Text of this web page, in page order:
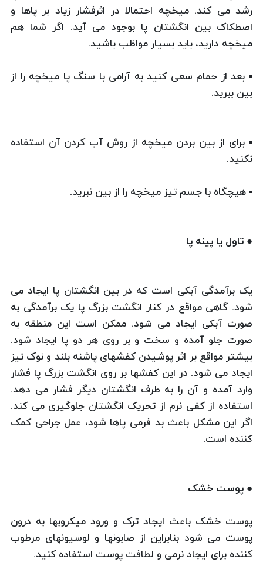
رشد می کند. میخچه احتمالا در اثرفشار زیاد بر پاها و
اصطکاک بین انگشتان پا بوجود می آید. اگر شما هم
میخچه دارید، باید بسیار مواظب باشید.
▪ بعد از حمام سعی کنید به آرامی با سنگ پا میخچه را از
بین ببرید.
▪ برای از بین بردن میخچه از روش آب کردن آن استفاده
نکنید.
▪ هیچگاه با جسم تیز میخچه را از بین نبرید.
● تاول یا پینه پا
یک برآمدگی آبکی است که در بین انگشتان پا ایجاد می
شود. گاهی مواقع در کنار انگشت بزرگ پا یک برآمدگی به
صورت آبکی ایجاد می شود. ممکن است این منطقه به
صورت جلو آمده و سخت و بر روی هر دو پا ایجاد شود.
بیشتر مواقع بر اثر پوشیدن کفشهای پاشنه بلند و نوک تیز
ایجاد می شود. در این کفشها بر روی انگشت بزرگ پا فشار
وارد آمده و آن را به طرف انگشتان دیگر فشار می دهد.
استفاده از کفی نرم از تحریک انگشتان جلوگیری می کند.
اگر این مشکل باعث بد فرمی پاها شود، عمل جراحی کمک
کننده است.
● پوست خشک
پوست خشک باعث ایجاد ترک و ورود میکروبها به درون
پوست می شود بنابراین از صابونها و لوسیونهای مرطوب
کننده برای ایجاد نرمی و لطافت پوست استفاده کنید.